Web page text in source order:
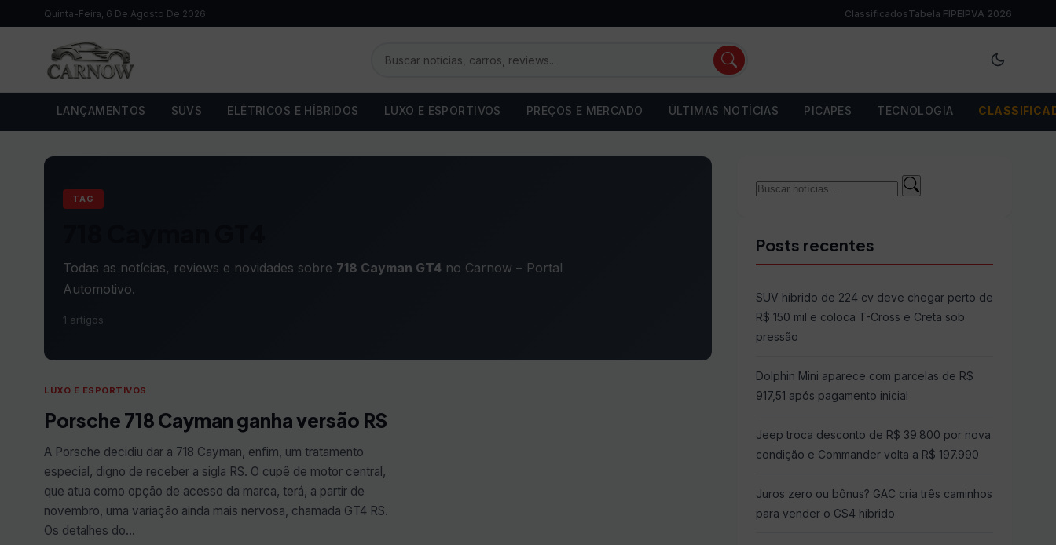
Quinta-Feira, 6 De Agosto De 2026 ClassificadosTabela FIPEIPVA 2026
LANÇAMENTOS SUVS ELÉTRICOS E HÍBRIDOS LUXO E ESPORTIVOS PREÇOS E MERCADO ÚLTIMAS NOTÍCIAS PICAPES TECNOLOGIA
TAG
Todas as notícias, reviews e novidades sobre 718 Cayman GT4 no Carnow – Portal
Automotivo.
1 artigos
LUXO E ESPORTIVOS
Porsche 718 Cayman ganha versão RS
A Porsche decidiu dar a 718 Cayman, enfim, um tratamento
especial, digno de receber a sigla RS. O cupê de motor central,
que atua como opção de acesso da marca, terá, a partir de
novembro, uma variação ainda mais nervosa, chamada GT4 RS.
Os detalhes do…
Buscar
Buscar
Posts recentes
SUV híbrido de 224 cv deve chegar perto de
R$ 150 mil e coloca T-Cross e Creta sob
pressão
Dolphin Mini aparece com parcelas de R$
917,51 após pagamento inicial
Jeep troca desconto de R$ 39.800 por nova
condição e Commander volta a R$ 197.990
Juros zero ou bônus? GAC cria três caminhos
para vender o GS4 híbrido